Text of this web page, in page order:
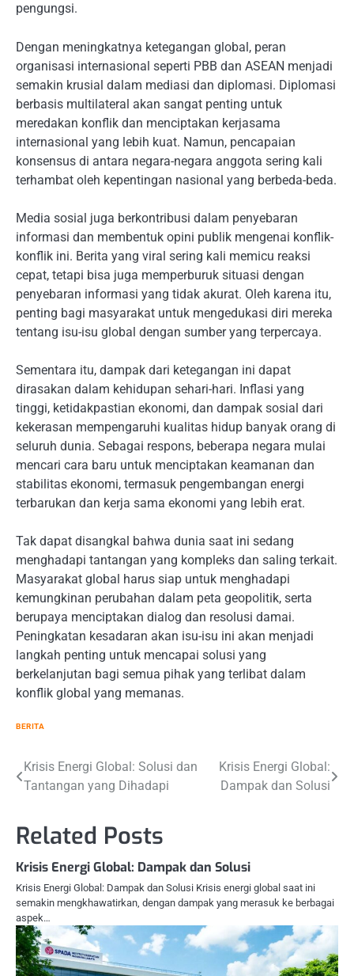
pengungsi.
Dengan meningkatnya ketegangan global, peran
organisasi internasional seperti PBB dan ASEAN menjadi
semakin krusial dalam mediasi dan diplomasi. Diplomasi
berbasis multilateral akan sangat penting untuk
meredakan konflik dan menciptakan kerjasama
internasional yang lebih kuat. Namun, pencapaian
konsensus di antara negara-negara anggota sering kali
terhambat oleh kepentingan nasional yang berbeda-beda.
Media sosial juga berkontribusi dalam penyebaran
informasi dan membentuk opini publik mengenai konflik-
konflik ini. Berita yang viral sering kali memicu reaksi
cepat, tetapi bisa juga memperburuk situasi dengan
penyebaran informasi yang tidak akurat. Oleh karena itu,
penting bagi masyarakat untuk mengedukasi diri mereka
tentang isu-isu global dengan sumber yang terpercaya.
Sementara itu, dampak dari ketegangan ini dapat
dirasakan dalam kehidupan sehari-hari. Inflasi yang
tinggi, ketidakpastian ekonomi, dan dampak sosial dari
kekerasan mempengaruhi kualitas hidup banyak orang di
seluruh dunia. Sebagai respons, beberapa negara mulai
mencari cara baru untuk menciptakan keamanan dan
stabilitas ekonomi, termasuk pengembangan energi
terbarukan dan kerja sama ekonomi yang lebih erat.
Tak dapat disangkal bahwa dunia saat ini sedang
menghadapi tantangan yang kompleks dan saling terkait.
Masyarakat global harus siap untuk menghadapi
kemungkinan perubahan dalam peta geopolitik, serta
berupaya menciptakan dialog dan resolusi damai.
Peningkatan kesadaran akan isu-isu ini akan menjadi
langkah penting untuk mencapai solusi yang
berkelanjutan bagi semua pihak yang terlibat dalam
konflik global yang memanas.
BERITA
Navigasi
Krisis Energi Global: Solusi dan
Tantangan yang Dihadapi
Krisis Energi Global:
Dampak dan Solusi
Related Posts
Krisis Energi Global: Dampak dan Solusi
Krisis Energi Global: Dampak dan Solusi Krisis energi global saat ini
semakin mengkhawatirkan, dengan dampak yang merasuk ke berbagai
aspek…